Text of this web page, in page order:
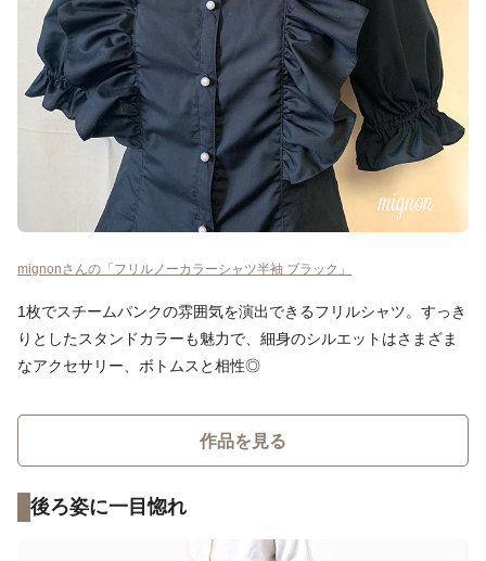
mignonさんの「フリルノーカラーシャツ半袖 ブラック」
1枚でスチームパンクの雰囲気を演出できるフリルシャツ。すっき
りとしたスタンドカラーも魅力で、細身のシルエットはさまざま
なアクセサリー、ボトムスと相性◎
作品を見る
後ろ姿に一目惚れ